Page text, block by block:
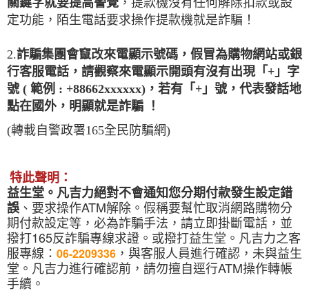
關鍵字就要提高警覺 ，提款機沒有任何解除扣款或設
定功能，陌生電話要求操作提款機就是詐騙！
2.詐騙集團會竄改來電顯示號碼，假冒為購物網站或銀
行客服電話，請觀察來電顯示開頭有沒有出現「+」字
號 ( 範例 : +88662xxxxxx)，若有「+」號，代表發話地
點在國外，明顯就是詐騙 ！
(轉載自警政署165全民防騙網)
特此聲明：
益生堂。凡吉力絕對不會通知您分期付款發生設定錯
誤 、要求操作ATM解除。假稱要幫忙取消網路購物分
期付款設定等，必為詐騙手法，請立即掛斷電話，並
撥打165反詐騙專線求證。或撥打益生堂。凡吉力之客
服專線： 06-2209336 ，與客服人員進行確認，未與益生
堂。凡吉力進行確認前，請勿擅自逕行ATM操作轉帳
手續。